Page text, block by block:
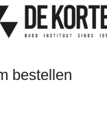
bestellen